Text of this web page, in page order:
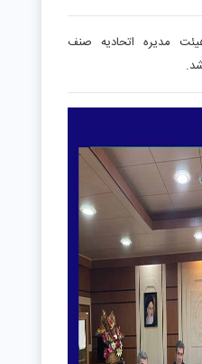
مدیره اتحادیه صنف